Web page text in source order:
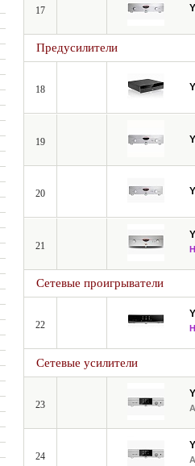
17
Предусилители
18
19
20
21
Сетевые проигрыватели
22
Сетевые усилители
23
24